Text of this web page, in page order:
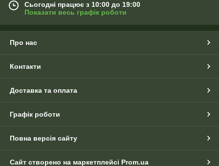
Сьогодні працює з 10:00 до 19:00
Показати весь графік роботи
Про нас
Контакти
Доставка та оплата
Графік роботи
Повна версія сайту
Сайт створено на маркетплейсі Prom.ua